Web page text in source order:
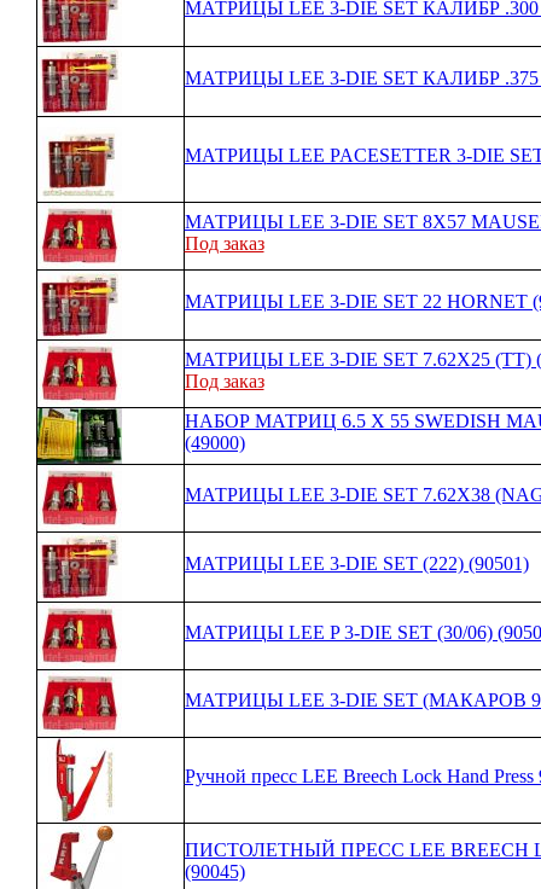
МАТРИЦЫ LEE 3-DIE SET КАЛИБР .300
МАТРИЦЫ LEE 3-DIE SET КАЛИБР .375
МАТРИЦЫ LEE PACESETTER 3-DIE
МАТРИЦЫ LEE 3-DIE SET 8X57
Под заказ
МАТРИЦЫ LEE 3-DIE SET 22 HORNET
МАТРИЦЫ LEE 3-DIE SET 7.62X25 (ТТ)
Под заказ
НАБОР МАТРИЦ 6.5 X 55 SWEDISH
(49000)
МАТРИЦЫ LEE 3-DIE SET 7.62X38
МАТРИЦЫ LEE 3-DIE SET (222) (90501)
МАТРИЦЫ LEE P 3-DIE SET (30/06)
МАТРИЦЫ LEE 3-DIE SET (МАКАРОВ
Ручной пресс LEE Breech Lock Hand Press
ПИСТОЛЕТНЫЙ ПРЕСС LEE BREECH
(90045)